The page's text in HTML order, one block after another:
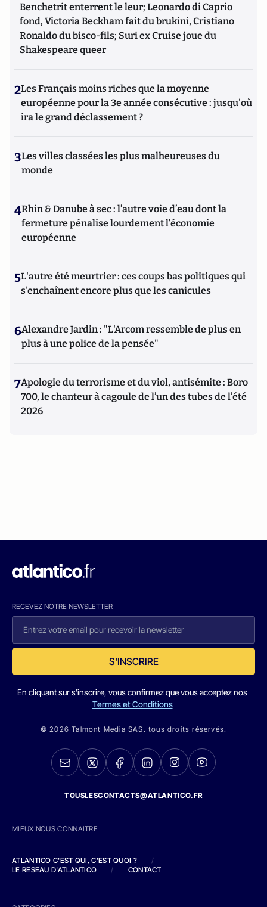
Benchetrit enterrent le leur; Leonardo di Caprio
fond, Victoria Beckham fait du brukini, Cristiano
Ronaldo du bisco-fils; Suri ex Cruise joue du
Shakespeare queer
2Les Français moins riches que la moyenne
européenne pour la 3e année consécutive : jusqu'où
ira le grand déclassement ?
3Les villes classées les plus malheureuses du
monde
4Rhin & Danube à sec : l’autre voie d’eau dont la
fermeture pénalise lourdement l’économie
européenne
5L'autre été meurtrier : ces coups bas politiques qui
s'enchaînent encore plus que les canicules
6Alexandre Jardin : "L'Arcom ressemble de plus en
plus à une police de la pensée"
7Apologie du terrorisme et du viol, antisémite : Boro
700, le chanteur à cagoule de l’un des tubes de l’été
2026
RECEVEZ NOTRE NEWSLETTER
S'INSCRIRE
En cliquant sur s'inscrire, vous confirmez que vous acceptez nos
Termes et Conditions
© 2026 Talmont Media SAS. tous droits réservés.
TOUSLESCONTACTS@ATLANTICO.FR
MIEUX NOUS CONNAITRE
ATLANTICO C'EST QUI, C'EST QUOI ?
/
LE RESEAU D'ATLANTICO
/ CONTACT